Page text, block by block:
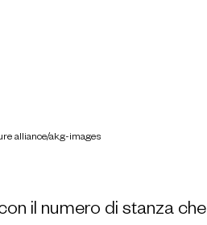
alliance/akg-images
il numero di stanza che